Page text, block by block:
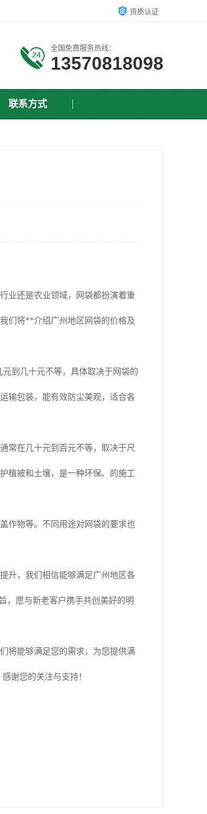
资质认证
全国免费服务热线：
13570818098
联系方式
业还是农业领域，网袋都扮演着重
们将**介绍广州地区网袋的价格及
到几十元不等，具体取决于网袋的
输包装，能有效防尘美观，适合各
常在几十元到百元不等，取决于尺
植被和土壤，是一种环保、的施工
作物等。不同用途对网袋的要求也
升，我们相信能够满足广州地区各
，愿与新老客户携手共创美好的明
将能够满足您的需求，为您提供满
谢您的关注与支持！